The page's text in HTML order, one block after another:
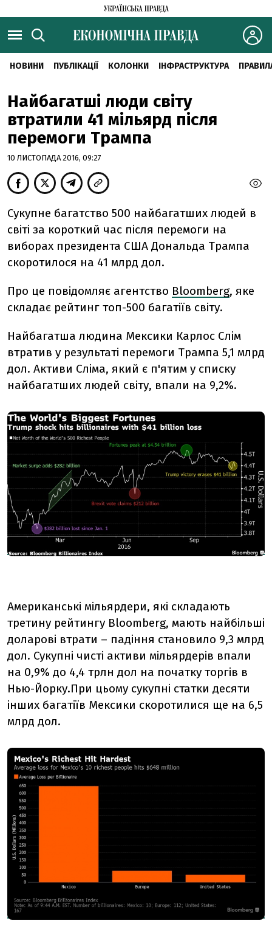
НОВИНИ ПУБЛІКАЦІЇ КОЛОНКИ ІНФРАСТРУКТУРА
Найбагатші люди світу
втратили 41 мільярд після
перемоги Трампа
10 ЛИСТОПАДА 2016, 09:27
Сукупне багатство 500 найбагатших людей в
світі за короткий час після перемоги на
виборах президента США Дональда Трампа
скоротилося на 41 млрд дол.
Про це повідомляє агентство Bloomberg, яке
складає рейтинг топ-500 багатіїв світу.
Найбагатша людина Мексики Карлос Слім
втратив у результаті перемоги Трампа 5,1 млрд
дол. Активи Сліма, який є п'ятим у списку
найбагатших людей світу, впали на 9,2%.
Американські мільярдери, які складають
третину рейтингу Bloomberg, мають найбільші
доларові втрати – падіння становило 9,3 млрд
дол. Сукупні чисті активи мільярдерів впали
на 0,9% до 4,4 трлн дол на початку торгів в
Нью-Йорку.При цьому сукупні статки десяти
інших багатіїв Мексики скоротилися ще на 6,5
млрд дол.